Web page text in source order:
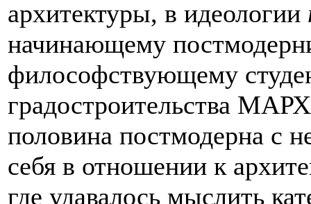
архитектуры, в идеологии
начинающему
философствующему
градостроительства
половина постмодерна с
себя в отношении к
где удавалось мыслить